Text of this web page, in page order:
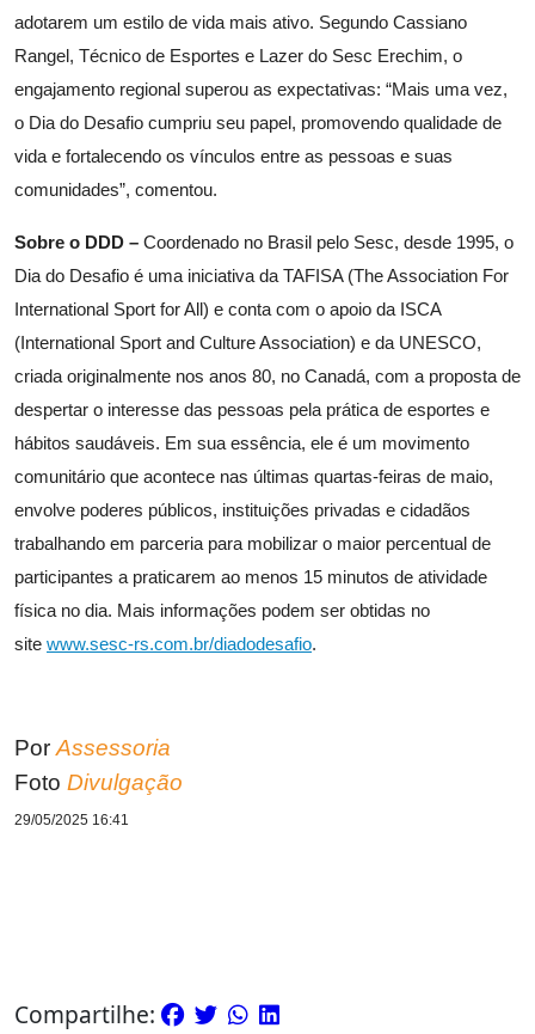
adotarem um estilo de vida mais ativo. Segundo Cassiano
Rangel, Técnico de Esportes e Lazer do Sesc Erechim, o
engajamento regional superou as expectativas: “Mais uma vez,
o Dia do Desafio cumpriu seu papel, promovendo qualidade de
vida e fortalecendo os vínculos entre as pessoas e suas
comunidades”, comentou.
Sobre o DDD – Coordenado no Brasil pelo Sesc, desde 1995, o
Dia do Desafio é uma iniciativa da TAFISA (The Association For
International Sport for All) e conta com o apoio da ISCA
(International Sport and Culture Association) e da UNESCO,
criada originalmente nos anos 80, no Canadá, com a proposta de
despertar o interesse das pessoas pela prática de esportes e
hábitos saudáveis. Em sua essência, ele é um movimento
comunitário que acontece nas últimas quartas-feiras de maio,
envolve poderes públicos, instituições privadas e cidadãos
trabalhando em parceria para mobilizar o maior percentual de
participantes a praticarem ao menos 15 minutos de atividade
física no dia. Mais informações podem ser obtidas no
site www.sesc-rs.com.br/diadodesafio.
Por Assessoria
Foto Divulgação
29/05/2025 16:41
Compartilhe: